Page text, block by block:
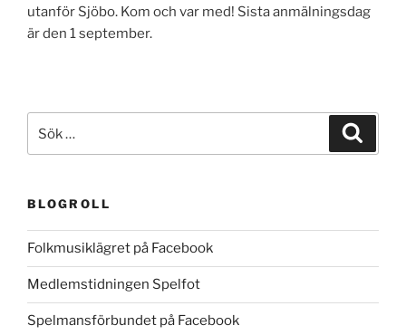
utanför Sjöbo. Kom och var med! Sista anmälningsdag
är den 1 september.
efter:
BLOGROLL
Folkmusiklägret på Facebook
Medlemstidningen Spelfot
Spelmansförbundet på Facebook